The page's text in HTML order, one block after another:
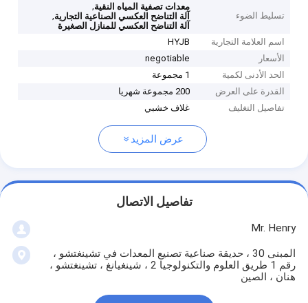
تسليط الضوء
معدات تصفية المياه النقية,
آلة التناضح العكسي الصناعية التجارية,
آلة التناضح العكسي للمنازل الصغيرة
اسم العلامة التجارية
HYJB
الأسعار
negotiable
الحد الأدنى لكمية
1 مجموعة
القدرة على العرض
200 مجموعة شهريا
تفاصيل التغليف
غلاف خشبي
عرض المزيد
تفاصيل الاتصال
Mr. Henry
المبنى 30 ، حديقة صناعية تصنيع المعدات في تشينغتشو ،
رقم 1 طريق العلوم والتكنولوجيا 2 ، شينغيانغ ، تشينغتشو ،
هنان ، الصين